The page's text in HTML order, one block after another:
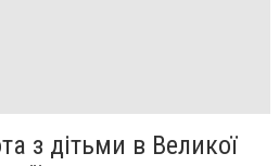
з дітьми в Великої